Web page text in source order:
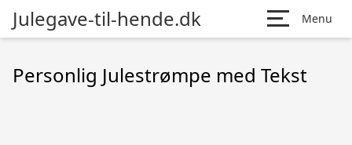
Julegave-til-hende.dk Menu
Personlig Julestrømpe med Tekst